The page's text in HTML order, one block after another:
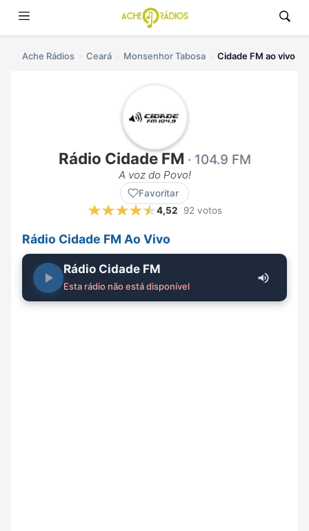
Ache Rádios Ceará Monsenhor Tabosa Cidade FM ao vivo
Rádio Cidade FM · 104.9 FM
A voz do Povo!
Favoritar
4,52
92 votos
Rádio Cidade FM Ao Vivo
Rádio Cidade FM
Esta rádio não está disponível